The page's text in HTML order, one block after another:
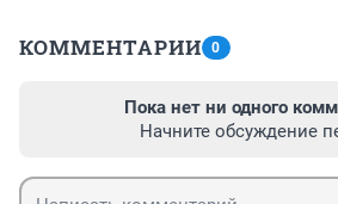
КОММЕНТАРИИ 0
Пока нет ни одного
Начните обсуждение